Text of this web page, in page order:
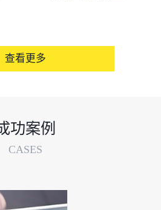
查看更多
功案例
CASES